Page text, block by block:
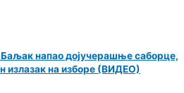
Баљак напао дојучерашње саборце,
излазак на изборе (ВИДЕО)